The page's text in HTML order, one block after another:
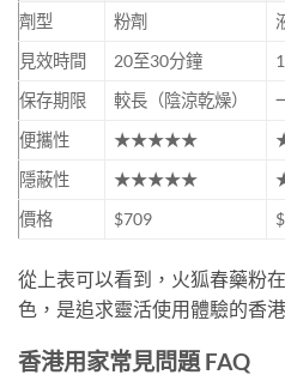
劑型 粉劑
見效時間
20至30分鐘
保存期限
較長（陰涼乾燥）
便攜性
★★★★★
隱蔽性
★★★★★
價格
$709
從上表可以看到，火狐春藥粉
色，是追求靈活使用體驗的香
香港用家常見問題 FAQ